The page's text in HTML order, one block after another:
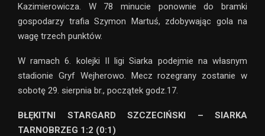
Kazimierowicza. W 78 minucie ponownie do bramki
gospodarzy trafia Szymon Martuś, zdobywając gola na
wagę trzech punktów.
W ramach 6. kolejki II ligi Siarka podejmie na własnym
stadionie Gryf Wejherowo. Mecz rozegrany zostanie w
sobotę 29. sierpnia br., początek godz.17.
BŁĘKITNI STARGARD SZCZECIŃSKI – SIARKA
TARNOBRZEG 1:2 (0:1)